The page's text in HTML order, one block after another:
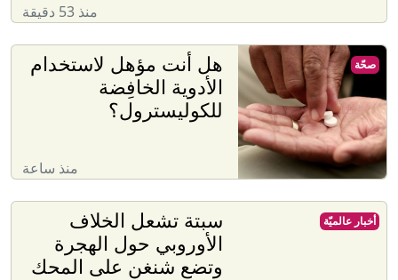
منذ 53 دقيقة
هل أنت مؤهل لاستخدام
الأدوية الخافِضة
للكوليسترول؟
منذ ساعة
صحّة
سبتة تشعل الخلاف
الأوروبي حول الهجرة
وتضع شنغن على المحك
أخبار عالميّة